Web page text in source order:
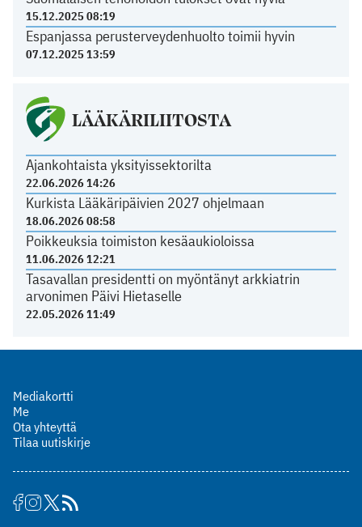
15.12.2025 08:19
Espanjassa perusterveydenhuolto toimii hyvin
07.12.2025 13:59
LÄÄKÄRILIITOSTA
Ajankohtaista yksityissektorilta
22.06.2026 14:26
Kurkista Lääkäripäivien 2027 ohjelmaan
18.06.2026 08:58
Poikkeuksia toimiston kesäaukioloissa
11.06.2026 12:21
Tasavallan presidentti on myöntänyt arkkiatrin
arvonimen Päivi Hietaselle
22.05.2026 11:49
Mediakortti
Me
Ota yhteyttä
Tilaa uutiskirje